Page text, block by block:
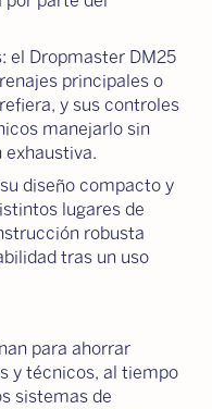
el Dropmaster DM25
principales o
y sus controles
manejarlo sin
exhaustiva.
diseño compacto y
lugares de
robusta
tras un uso
para ahorrar
y técnicos, al tiempo
sistemas de